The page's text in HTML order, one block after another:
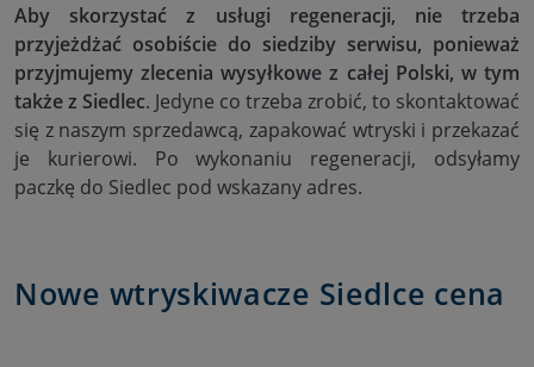
Aby skorzystać z usługi regeneracji, nie trzeba
przyjeżdżać osobiście do siedziby serwisu, ponieważ
przyjmujemy zlecenia wysyłkowe z całej Polski, w tym
także z Siedlec. Jedyne co trzeba zrobić, to skontaktować
się z naszym sprzedawcą, zapakować wtryski i przekazać
je kurierowi. Po wykonaniu regeneracji, odsyłamy
paczkę do Siedlec pod wskazany adres.
Nowe wtryskiwacze Siedlce cena